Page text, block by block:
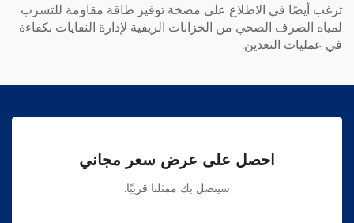
ترغب أيضًا في الاطلاع على مضخة توفير طاقة مقاومة للتسرب
لمياه الصرف الصحي من الخزانات الريفية لإدارة النفايات بكفاءة
في عمليات التعدين.
احصل على عرض سعر مجاني
سيتصل بك ممثلنا قريبًا.